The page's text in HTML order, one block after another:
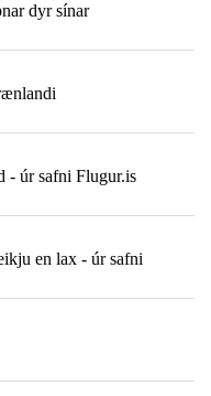
dyr sínar
- úr safni Flugur.is
en lax - úr safni